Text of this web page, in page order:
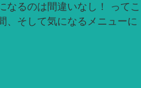
なるのは間違いなし！ ってこ
、そして気になるメニューに